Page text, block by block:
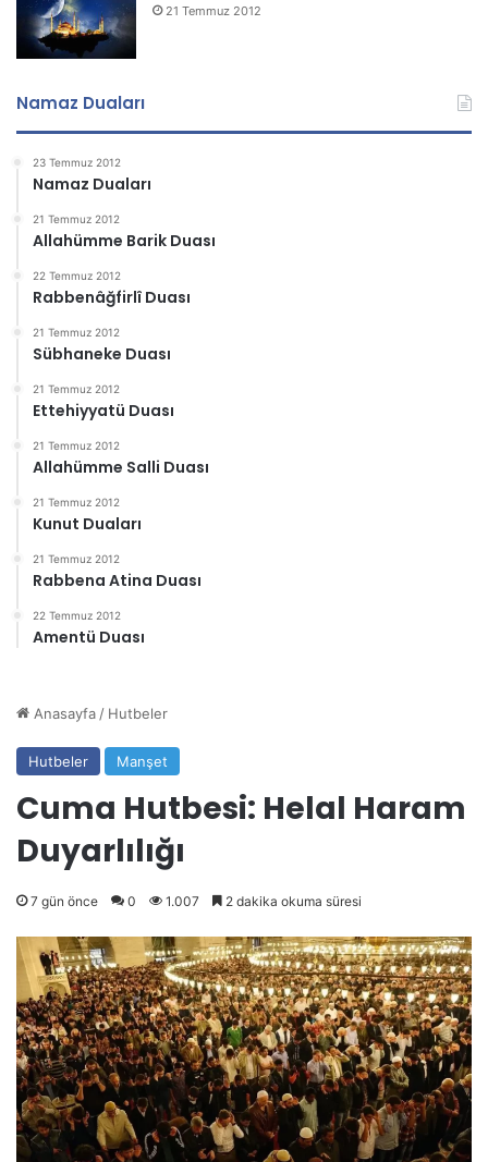
21 Temmuz 2012
Namaz Duaları
23 Temmuz 2012
Namaz Duaları
21 Temmuz 2012
Allahümme Barik Duası
22 Temmuz 2012
Rabbenâğfirlî Duası
21 Temmuz 2012
Sübhaneke Duası
21 Temmuz 2012
Ettehiyyatü Duası
21 Temmuz 2012
Allahümme Salli Duası
21 Temmuz 2012
Kunut Duaları
21 Temmuz 2012
Rabbena Atina Duası
22 Temmuz 2012
Amentü Duası